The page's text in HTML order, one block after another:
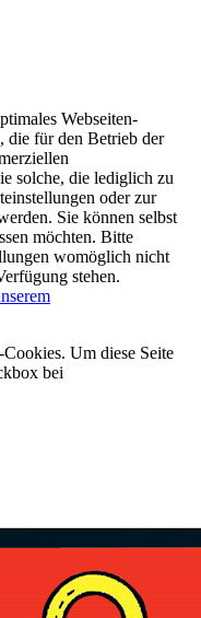
Webseiten-
die für den Betrieb der
solche, die lediglich zu
oder zur
Sie können selbst
möchten. Bitte
womöglich nicht
stehen.
Um diese Seite
bei